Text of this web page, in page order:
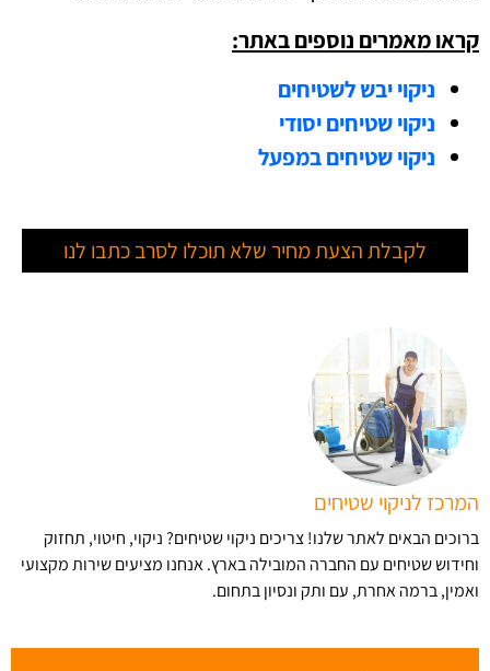
קראו מאמרים נוספים באתר:
ניקוי יבש לשטיחים
ניקוי שטיחים יסודי
ניקוי שטיחים במפעל
לקבלת הצעת מחיר שלא תוכלו לסרב כתבו לנו
המרכז לניקוי שטיחים
ברוכים הבאים לאתר שלנו! צריכים ניקוי שטיחים? ניקוי, חיטוי, תחזוק
וחידוש שטיחים עם החברה המובילה בארץ​. אנחנו מציעים שירות מקצועי
ואמין, ברמה אחרת, עם ותק ונסיון בתחום.